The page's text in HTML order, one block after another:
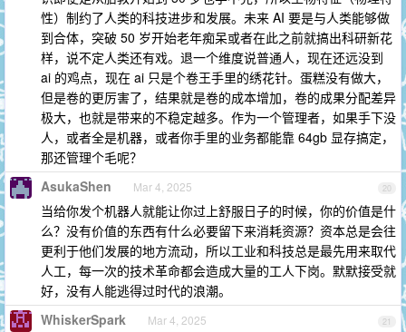
性）制约了人类的科技进步和发展。未来 AI 要是与人类能够做
到合体，突破 50 岁开始老年痴呆或者在此之前就搞出科研新花
样，说不定人类还有戏。退一个维度说普通人，现在还远没到
ai 的鸡点，现在 ai 只是个卷王手里的绣花针。蛋糕没有做大，
但是卷的更厉害了，结果就是卷的成本增加，卷的成果分配差异
极大，也就是带来的不稳定越多。作为一个管理者，如果手下没
人，或者全是机器，或者你手里的业务都能靠 64gb 显存搞定，
那还管理个毛呢？
20
AsukaShen Mar 4, 2025
当给你发个机器人就能让你过上舒服日子的时候，你的价值是什
么？没有价值的东西有什么必要留下来消耗资源？资本总是会往
更利于他们发展的地方流动，所以工业和科技总是最先用来取代
人工，每一次的技术革命都会造成大量的工人下岗。默默接受就
好，没有人能逃得过时代的浪潮。
21
WhiskerSpark Mar 4, 2025